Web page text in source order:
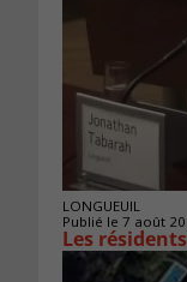
LONGUEUIL
Publié le 7 août
Les